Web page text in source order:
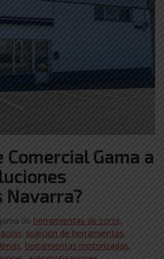
Comercial Gama a
Navarra?
de herramientas de corte,
, sujeción de herramientas,
, herramientas motorizadas,